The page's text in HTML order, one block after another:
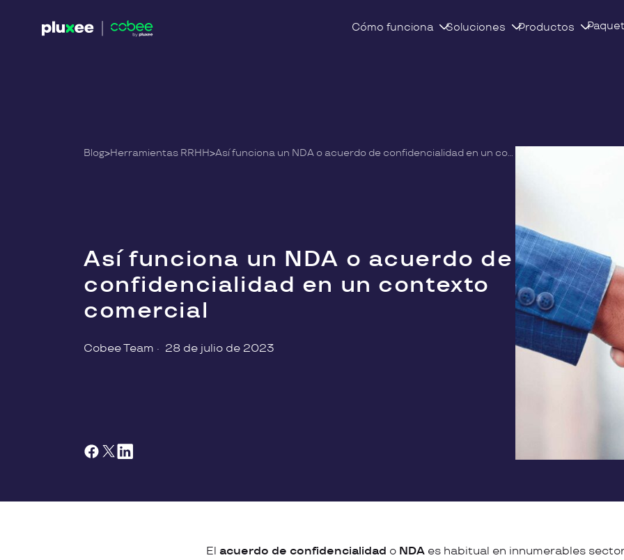
Cómo funciona Soluciones Productos
Así funciona un NDA o acuerdo de
confidencialidad en un contexto
comercial
Cobee Team · 28 de julio de 2023
Blog>Herramientas RRHH> Así funciona un NDA o acuerdo de confidencialidad en un contexto comercial
El acuerdo de confidencialidad o NDA es habitual en innumerables